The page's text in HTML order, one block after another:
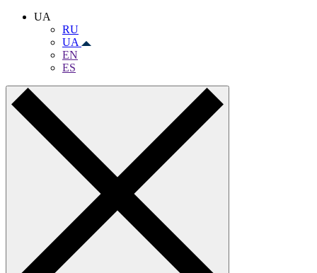
UA
RU
UA
EN
ES